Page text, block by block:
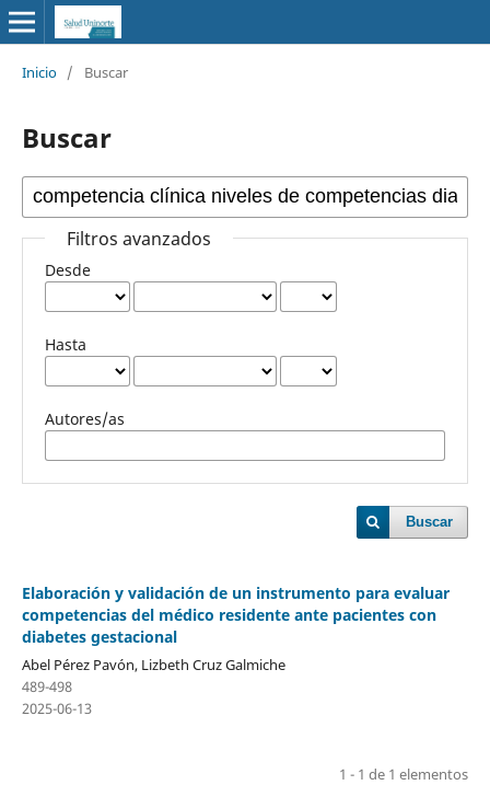
Inicio / Buscar
Buscar
Filtros avanzados
Desde
Hasta
Autores/as
Buscar
Elaboración y validación de un instrumento para evaluar
competencias del médico residente ante pacientes con
diabetes gestacional
Abel Pérez Pavón, Lizbeth Cruz Galmiche
489-498
2025-06-13
1 - 1 de 1 elementos